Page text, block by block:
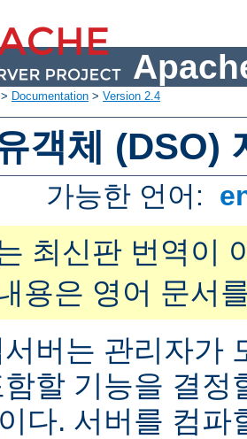
Documentation > Version 2.4
객체 (DSO)
가능한 언어:
최신판 번역이
용은 영어 문서
버는 관리자가
할 기능을 결정
다. 서버를 컴파